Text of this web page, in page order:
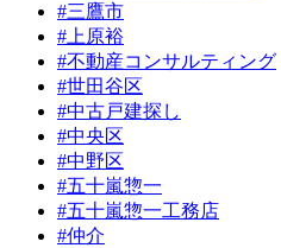
#三鷹市
#上原裕
#不動産コンサルティング
#世田谷区
#中古戸建探し
#中央区
#中野区
#五十嵐惣一
#五十嵐惣一工務店
#仲介